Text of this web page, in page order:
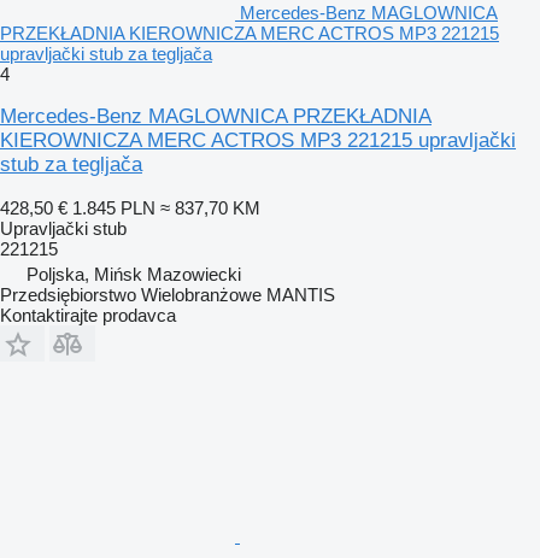
Mercedes-Benz MAGLOWNICA
PRZEKŁADNIA KIEROWNICZA MERC ACTROS MP3 221215
upravljački stub za tegljača
4
Mercedes-Benz MAGLOWNICA PRZEKŁADNIA
KIEROWNICZA MERC ACTROS MP3 221215 upravljački
stub za tegljača
428,50 € 1.845 PLN ≈ 837,70 KM
Upravljački stub
221215
Poljska, Mińsk Mazowiecki
Przedsiębiorstwo Wielobranżowe MANTIS
Kontaktirajte prodavca